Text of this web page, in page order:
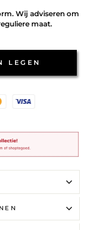
Wij adviseren om
maat.
LEGEN